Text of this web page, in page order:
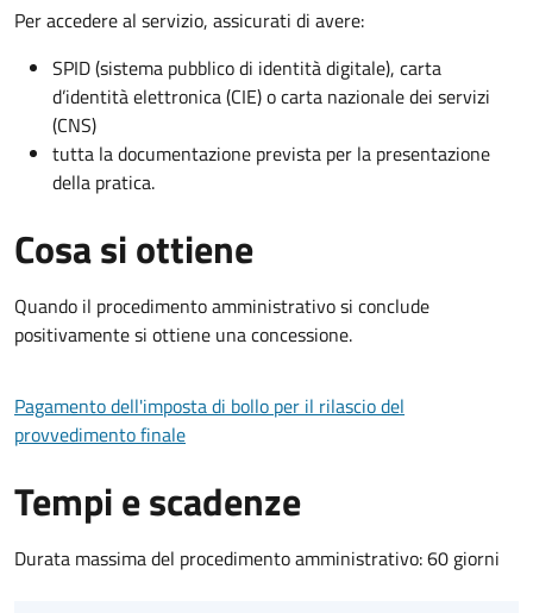
Per accedere al servizio, assicurati di avere:
SPID (sistema pubblico di identità digitale), carta
d’identità elettronica (CIE) o carta nazionale dei servizi
(CNS)
tutta la documentazione prevista per la presentazione
della pratica.
Cosa si ottiene
Quando il procedimento amministrativo si conclude
positivamente si ottiene una concessione.
Pagamento dell'imposta di bollo per il rilascio del
provvedimento finale
Tempi e scadenze
Durata massima del procedimento amministrativo: 60 giorni